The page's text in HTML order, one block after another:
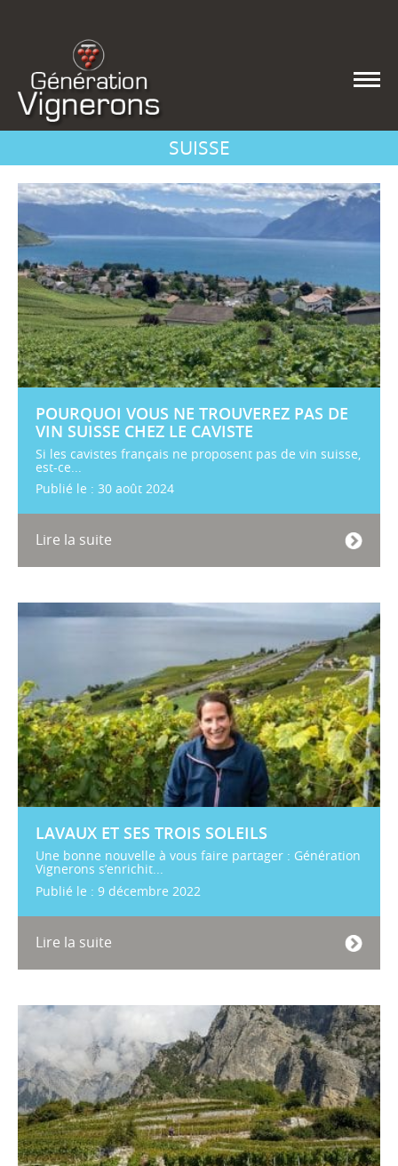
SUISSE
POURQUOI VOUS NE TROUVEREZ PAS DE
VIN SUISSE CHEZ LE CAVISTE
Si les cavistes français ne proposent pas de vin suisse,
est-ce...
Publié le : 30 août 2024
Lire la suite
LAVAUX ET SES TROIS SOLEILS
Une bonne nouvelle à vous faire partager : Génération
Vignerons s’enrichit...
Publié le : 9 décembre 2022
Lire la suite